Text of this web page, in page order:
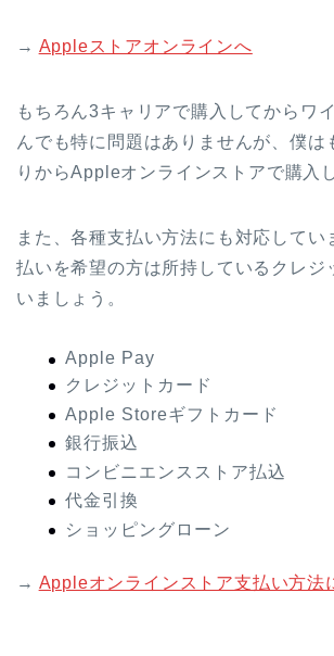
→ Appleストアオンラインへ
もちろん3キャリアで購入してからワ
んでも特に問題はありませんが、僕は
りからAppleオンラインストアで購入
また、各種支払い方法にも対応してい
払いを希望の方は所持しているクレジ
いましょう。
Apple Pay
クレジットカード
Apple Storeギフトカード
銀行振込
コンビニエンスストア払込
代金引換
ショッピングローン
→ Appleオンラインストア支払い方法